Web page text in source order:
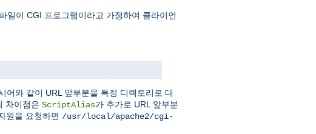
일이 CGI 프로그램이라고 가정하여 클라이언
어와 같이 URL 앞부분을 특정 디렉토리로 대
차이점은 ScriptAlias가 추가로 URL 앞부분
원을 요청하면 /usr/local/apache2/cgi-